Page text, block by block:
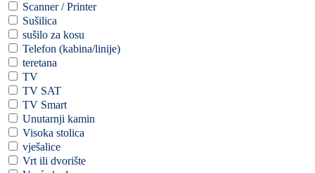
Scanner / Printer
Sušilica
sušilo za kosu
Telefon (kabina/linije)
teretana
TV
TV SAT
TV Smart
Unutarnji kamin
Visoka stolica
vješalice
Vrt ili dvorište